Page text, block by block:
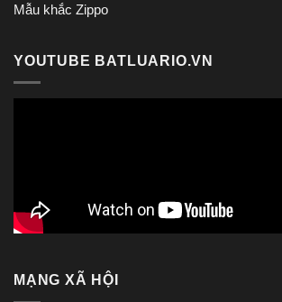
Mẫu khắc Zippo
YOUTUBE BATLUARIO.VN
MẠNG XÃ HỘI